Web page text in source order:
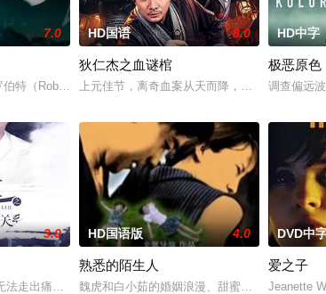
后会消失。他用笔画了朋友梦雨和父母，体验了幸福。梦雨
7.0
特（Robert）原以为那场惊心动魄的噩梦终于落幕，然而，
HD国语 8.0
狄仁杰之血谜棺
上元佳节，离奇血案从天而降，狄仁杰以命为
HD中字
极恶原色
调查偏远
五人组主唱之姿被发掘出惊人天赋的那一刻起，直到他成为
3.0
法走出痛失爱妻的悲伤，意欲放弃生命，可当他再次醒来的时
HD国语版 4.0
熟悉的陌生人
魏虎和白小茹的婚姻浪漫、甜蜜、富足、温馨
DVD中
爱之子
Jeanette